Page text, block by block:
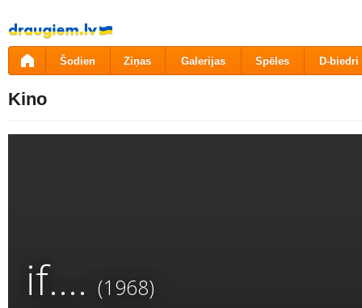
Pāriet
uz
saturu
Šodien Ziņas Galerijas Spēles D-biedri
Kino
if.... (1968)